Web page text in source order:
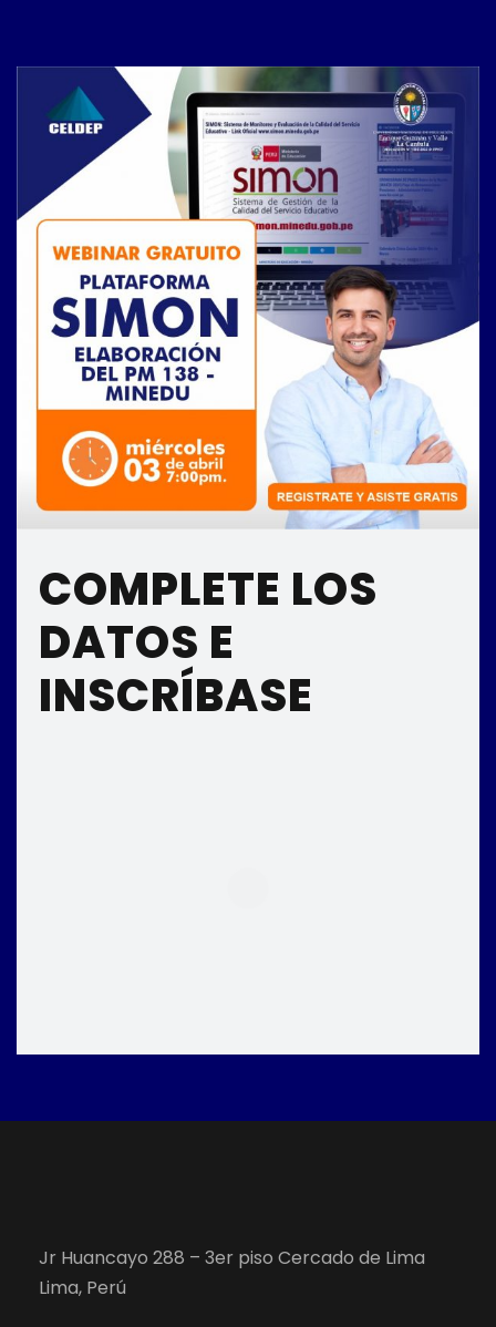
COMPLETE LOS
DATOS E
INSCRÍBASE
Jr Huancayo 288 – 3er piso Cercado de Lima
Lima, Perú